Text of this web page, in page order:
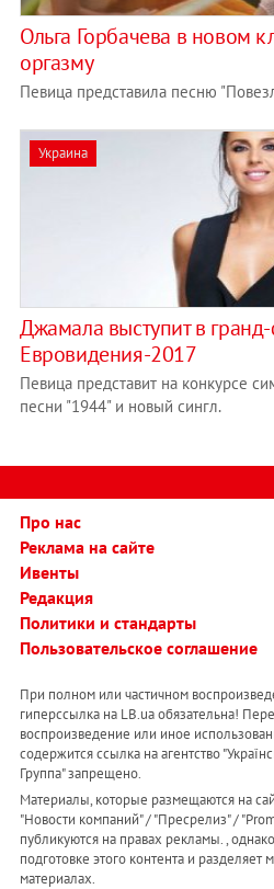
Ольга Горбачева в новом
оргазму
Певица представила песню
Украина
Джамала выступит в
Евровидения-2017
Певица представит на конкурсе
песни "1944" и новый сингл.
Про нас
Реклама на сайте
Ивенты
Редакция
Политики и стандарты
Пользовательское соглашение
При полном или частичном
гиперссылка на LB.ua обязательна!
воспроизведение или иное
содержится ссылка на агентство
Группа" запрещено.
Материалы, которые размещаются на
"Новости компаний" / "Пресрелиз" /
публикуются на правах рекламы. ,
подготовке этого контента и разделяет
материалах.